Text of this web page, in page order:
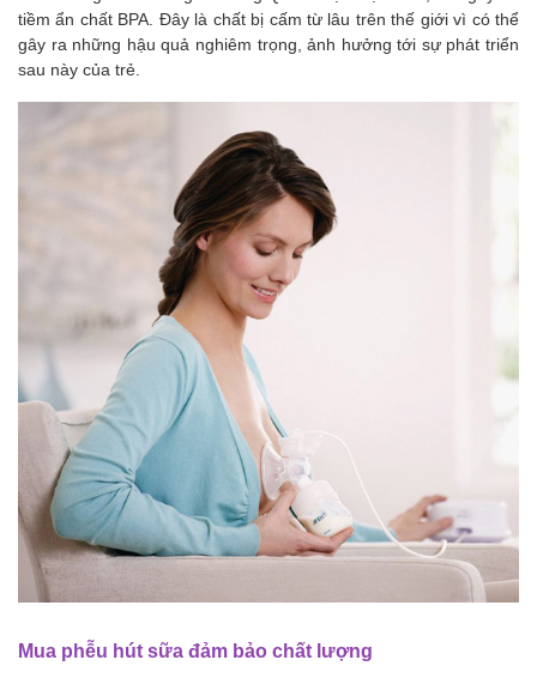
tiềm ẩn chất BPA. Đây là chất bị cấm từ lâu trên thế giới vì có thể
gây ra những hậu quả nghiêm trọng, ảnh hưởng tới sự phát triển
sau này của trẻ.
Mua phễu hút sữa đảm bảo chất lượng